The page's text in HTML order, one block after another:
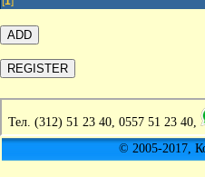
Тел. (312) 51 23 40, 0557 51 23 40,
© 2005-2017,